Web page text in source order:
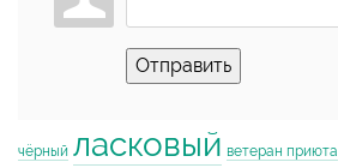
Отправить
чёрный ласковый ветеран приюта